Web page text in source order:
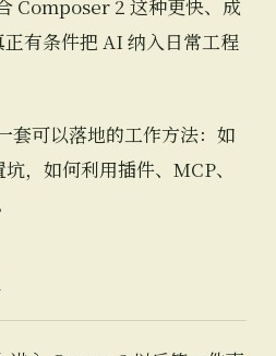
Composer 2 这种更快、成
有条件把 AI 纳入日常工程
套可以落地的工作方法：如
，如何利用插件、MCP、